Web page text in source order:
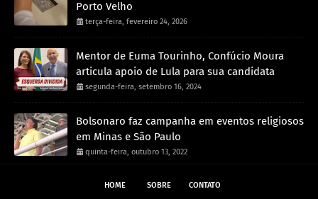
Porto Velho
terça-feira, fevereiro 24, 2026
Mentor de Euma Tourinho, Confúcio Moura
articula apoio de Lula para sua candidata
segunda-feira, setembro 16, 2024
Bolsonaro faz campanha em eventos religiosos
em Minas e São Paulo
quinta-feira, outubro 13, 2022
HOME SOBRE CONTATO